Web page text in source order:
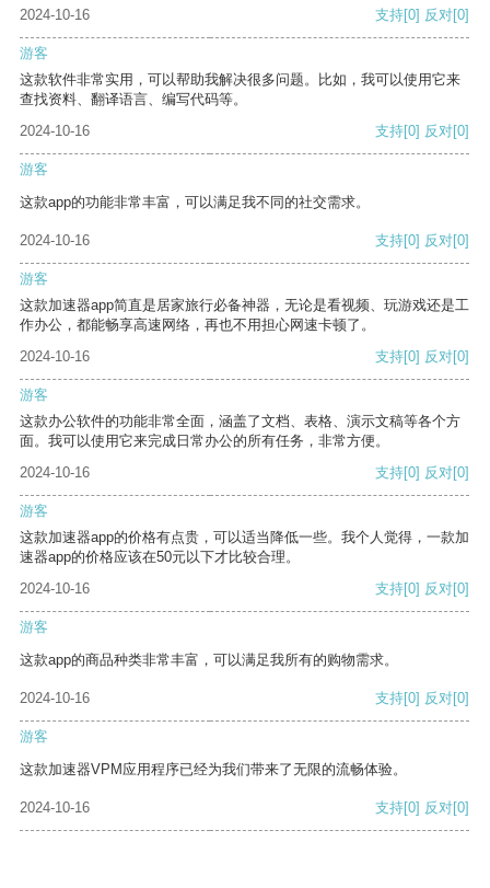
2024-10-16
支持[0] 反对[0]
游客
这款软件非常实用，可以帮助我解决很多问题。比如，我可以使用它来
查找资料、翻译语言、编写代码等。
2024-10-16
支持[0] 反对[0]
游客
这款app的功能非常丰富，可以满足我不同的社交需求。
2024-10-16 支持[0] 反对[0]
游客
这款加速器app简直是居家旅行必备神器，无论是看视频、玩游戏还是工
作办公，都能畅享高速网络，再也不用担心网速卡顿了。
2024-10-16
支持[0] 反对[0]
游客
这款办公软件的功能非常全面，涵盖了文档、表格、演示文稿等各个方
面。我可以使用它来完成日常办公的所有任务，非常方便。
2024-10-16
支持[0] 反对[0]
游客
这款加速器app的价格有点贵，可以适当降低一些。我个人觉得，一款加
速器app的价格应该在50元以下才比较合理。
2024-10-16
支持[0] 反对[0]
游客
这款app的商品种类非常丰富，可以满足我所有的购物需求。
2024-10-16 支持[0] 反对[0]
游客
这款加速器VPM应用程序已经为我们带来了无限的流畅体验。
2024-10-16 支持[0] 反对[0]